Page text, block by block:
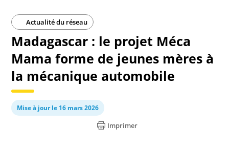
Actualité du réseau
Madagascar : le projet Méca
Mama forme de jeunes mères à
la mécanique automobile
Mise à jour le 16 mars 2026
Imprimer